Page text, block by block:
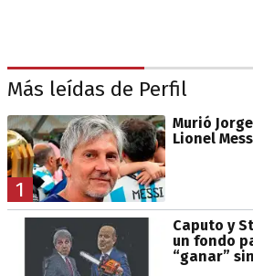
Más leídas de Perfil
1
Murió
Lionel
Caputo y
un fondo
“ganar”